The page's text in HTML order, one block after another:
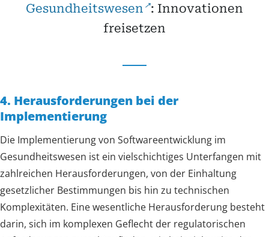
Gesundheitswesen : Innovationen
freisetzen
4. Herausforderungen bei der
Implementierung
Die Implementierung von Softwareentwicklung im
Gesundheitswesen ist ein vielschichtiges Unterfangen mit
zahlreichen Herausforderungen, von der Einhaltung
gesetzlicher Bestimmungen bis hin zu technischen
Komplexitäten. Eine wesentliche Herausforderung besteht
darin, sich im komplexen Geflecht der regulatorischen